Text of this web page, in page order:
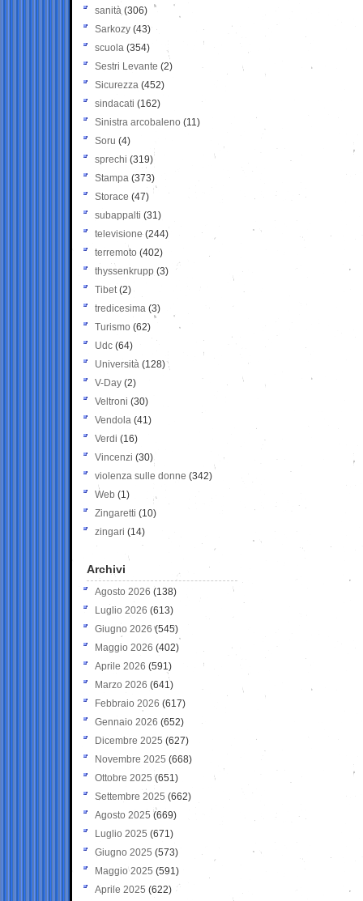
sanità (306)
Sarkozy (43)
scuola (354)
Sestri Levante (2)
Sicurezza (452)
sindacati (162)
Sinistra arcobaleno (11)
Soru (4)
sprechi (319)
Stampa (373)
Storace (47)
subappalti (31)
televisione(244)
terremoto (402)
thyssenkrupp (3)
Tibet(2)
tredicesima (3)
Turismo (62)
Udc (64)
Università (128)
V-Day (2)
Veltroni (30)
Vendola (41)
Verdi (16)
Vincenzi (30)
violenza sulle donne (342)
Web (1)
Zingaretti (10)
zingari (14)
Archivi
Agosto 2026 (138)
Luglio 2026 (613)
Giugno 2026 (545)
Maggio 2026 (402)
Aprile 2026 (591)
Marzo 2026 (641)
Febbraio 2026 (617)
Gennaio 2026 (652)
Dicembre 2025 (627)
Novembre 2025 (668)
Ottobre 2025 (651)
Settembre 2025 (662)
Agosto 2025 (669)
Luglio 2025 (671)
Giugno 2025 (573)
Maggio 2025 (591)
Aprile 2025 (622)